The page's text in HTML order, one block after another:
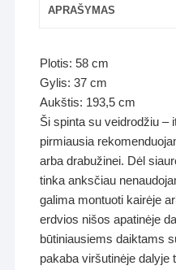
APRAŠYMAS
Plotis: 58 cm
Gylis: 37 cm
Aukštis: 193,5 cm
Ši spinta su veidrodžiu –
pirmiausia
arba drabužinei. Dėl
tinka anksčiau
galima montuoti kairėje
erdvios nišos apatinėje
būtiniausiems daiktams
pakaba viršutinėje dalyje